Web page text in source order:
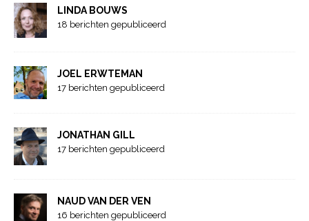
LINDA BOUWS
18 berichten gepubliceerd
JOEL ERWTEMAN
17 berichten gepubliceerd
JONATHAN GILL
17 berichten gepubliceerd
NAUD VAN DER VEN
16 berichten gepubliceerd